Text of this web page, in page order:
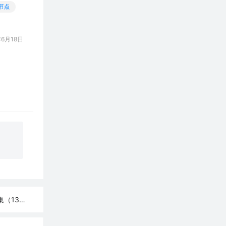
点
月18日
条）